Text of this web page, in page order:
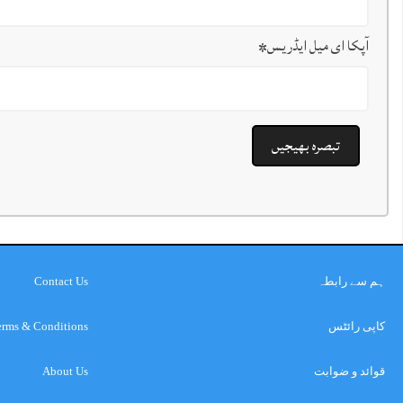
آپکا ای میل ایڈریس*
ہم سے رابطہ
کاپی رائٹس
قوائد و ضوابت
Contact Us
& Conditions
About Us